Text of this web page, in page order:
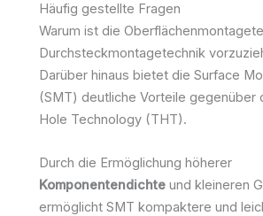
Häufig gestellte Fragen
Warum ist die
Durchsteckmontagetechnik
Darüber hinaus bietet die Surface
(SMT) deutliche Vorteile gegenüber
Hole Technology (THT).
Durch die Ermöglichung höherer
Komponentendichte und kleineren
ermöglicht SMT kompaktere und